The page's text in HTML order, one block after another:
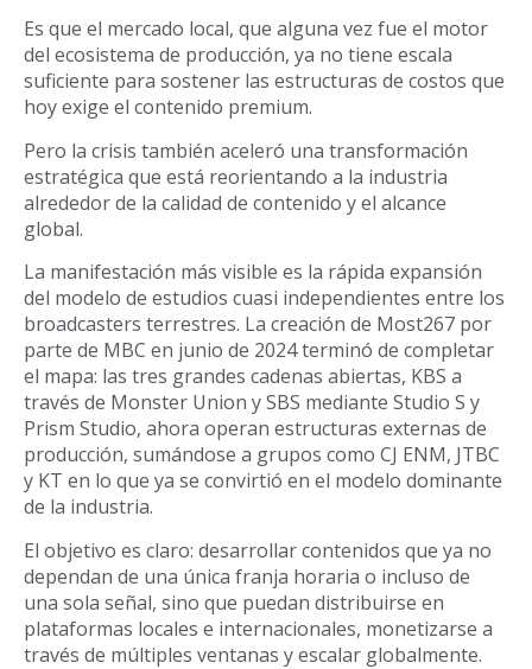
Es que el mercado local, que alguna vez fue el motor
del ecosistema de producción, ya no tiene escala
suficiente para sostener las estructuras de costos que
hoy exige el contenido premium.
Pero la crisis también aceleró una transformación
estratégica que está reorientando a la industria
alrededor de la calidad de contenido y el alcance
global.
La manifestación más visible es la rápida expansión
del modelo de estudios cuasi independientes entre los
broadcasters terrestres. La creación de Most267 por
parte de MBC en junio de 2024 terminó de completar
el mapa: las tres grandes cadenas abiertas, KBS a
través de Monster Union y SBS mediante Studio S y
Prism Studio, ahora operan estructuras externas de
producción, sumándose a grupos como CJ ENM, JTBC
y KT en lo que ya se convirtió en el modelo dominante
de la industria.
El objetivo es claro: desarrollar contenidos que ya no
dependan de una única franja horaria o incluso de
una sola señal, sino que puedan distribuirse en
plataformas locales e internacionales, monetizarse a
través de múltiples ventanas y escalar globalmente.